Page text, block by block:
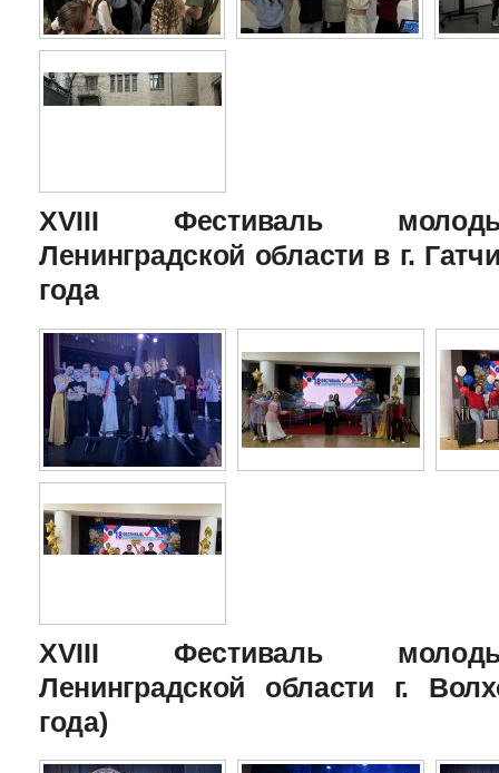
XVIII Фестиваль
Ленинградской области в г.
года
XVIII Фестиваль
Ленинградской области г.
года)